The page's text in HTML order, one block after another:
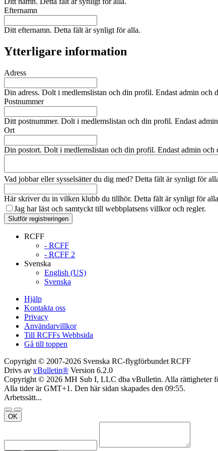
Efternamn
Ditt efternamn. Detta fält är synligt för alla.
Ytterligare information
Adress
Din adress. Dolt i medlemslistan och din profil. Endast admin och
Postnummer
Ditt postnummer. Dolt i medlemslistan och din profil. Endast
Ort
Din postort. Dolt i medlemslistan och din profil. Endast admin och
Vad jobbar eller sysselsätter du dig med? Detta fält är synligt för
Här skriver du in vilken klubb du tillhör. Detta fält är synligt för
Jag har läst och samtyckt till webbplatsens villkor och regler.
Slutför registreringen
RCFF
- RCFF
- RCFF 2
Svenska
English (US)
Svenska
Hjälp
Kontakta oss
Privacy
Användarvillkor
Till RCFFs Webbsida
Gå till toppen
Copyright © 2007-2026 Svenska RC-flygförbundet RCFF
Drivs av vBulletin® Version 6.2.0
Copyright © 2026 MH Sub I, LLC dba vBulletin. Alla rättigheter
Alla tider är GMT+1. Den här sidan skapades den 09:55.
Arbetssätt...
OK